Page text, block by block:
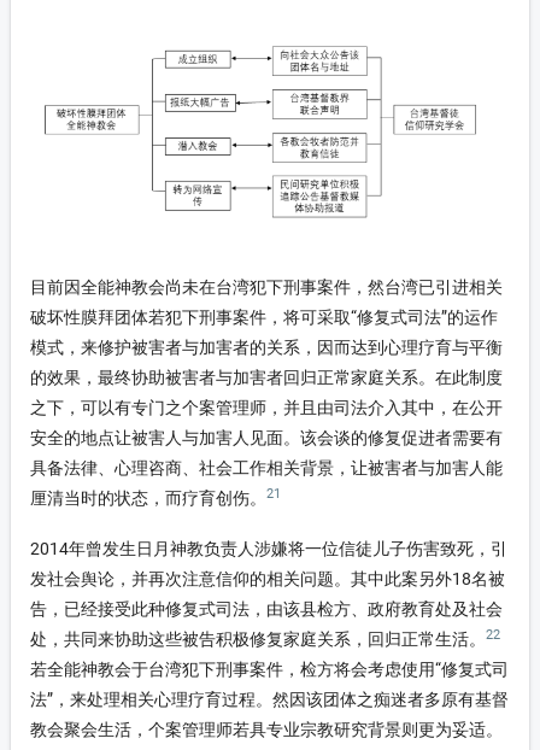
目前因全能神教会尚未在台湾犯下刑事案件，然台湾已引进相关
破坏性膜拜团体若犯下刑事案件，将可采取“修复式司法”的运作
模式，来修护被害者与加害者的关系，因而达到心理疗育与平衡
的效果，最终协助被害者与加害者回归正常家庭关系。在此制度
之下，可以有专门之个案管理师，并且由司法介入其中，在公开
安全的地点让被害人与加害人见面。该会谈的修复促进者需要有
具备法律、心理咨商、社会工作相关背景，让被害者与加害人能
厘清当时的状态，而疗育创伤。
21
2014年曾发生日月神教负责人涉嫌将一位信徒儿子伤害致死，引
发社会舆论，并再次注意信仰的相关问题。其中此案另外18名被
告，已经接受此种修复式司法，由该县检方、政府教育处及社会
处，共同来协助这些被告积极修复家庭关系，回归正常生活。
22
若全能神教会于台湾犯下刑事案件，检方将会考虑使用“修复式司
法”，来处理相关心理疗育过程。然因该团体之痴迷者多原有基督
教会聚会生活，个案管理师若具专业宗教研究背景则更为妥适。